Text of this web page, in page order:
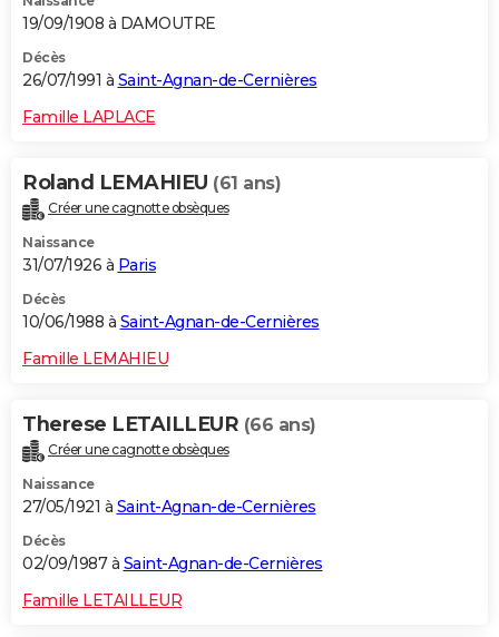
19/09/1908 à DAMOUTRE
Décès
26/07/1991 à Saint-Agnan-de-Cernières
Famille LAPLACE
Roland LEMAHIEU (61 ans)
Créer une cagnotte obsèques
Naissance
31/07/1926 à Paris
Décès
10/06/1988 à Saint-Agnan-de-Cernières
Famille LEMAHIEU
Therese LETAILLEUR (66 ans)
Créer une cagnotte obsèques
Naissance
27/05/1921 à Saint-Agnan-de-Cernières
Décès
02/09/1987 à Saint-Agnan-de-Cernières
Famille LETAILLEUR